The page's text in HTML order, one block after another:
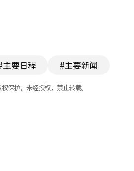
主要日程 #主要新闻
保护，未经授权，禁止转载。